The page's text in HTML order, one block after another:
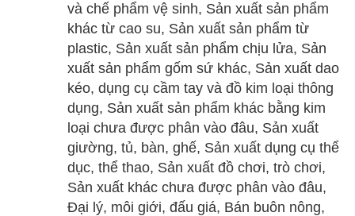
và chế phẩm vệ sinh, Sản xuất sản phẩm
khác từ cao su, Sản xuất sản phẩm từ
plastic, Sản xuất sản phẩm chịu lửa, Sản
xuất sản phẩm gốm sứ khác, Sản xuất dao
kéo, dụng cụ cầm tay và đồ kim loại thông
dụng, Sản xuất sản phẩm khác bằng kim
loại chưa được phân vào đâu, Sản xuất
giường, tủ, bàn, ghế, Sản xuất dụng cụ thể
dục, thể thao, Sản xuất đồ chơi, trò chơi,
Sản xuất khác chưa được phân vào đâu,
Đại lý, môi giới, đấu giá, Bán buôn nông,